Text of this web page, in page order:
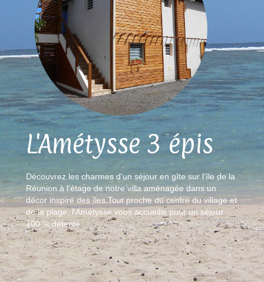
L'Amétysse 3 épis
Découvrez les charmes d'un séjour en gîte sur l'île de la
Réunion à l'étage de notre villa aménagée dans un
décor inspiré des îles.Tout proche du centre du village et
de la plage, l'Amétysse vous accueille pour un séjour
100 % détente.